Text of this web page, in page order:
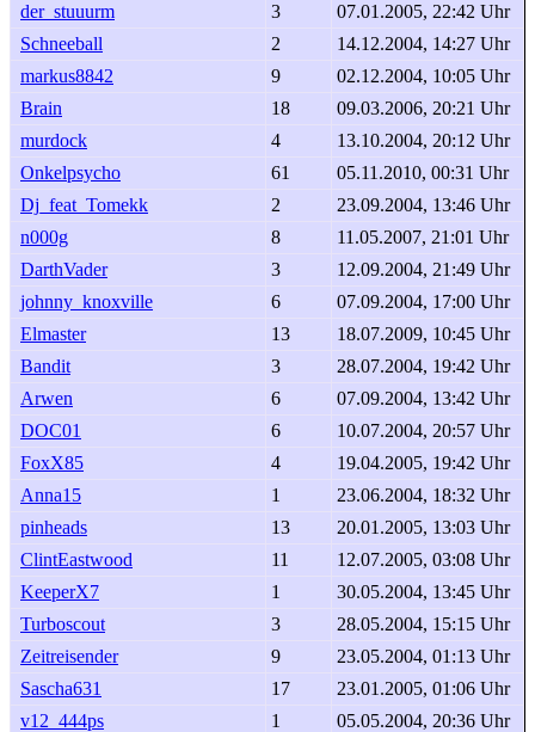
der_stuuurm
3
07.01.2005, 22:42 Uhr
Schneeball
2
14.12.2004, 14:27 Uhr
markus8842
9
02.12.2004, 10:05 Uhr
Brain
18
09.03.2006, 20:21 Uhr
murdock
4
13.10.2004, 20:12 Uhr
Onkelpsycho
61
05.11.2010, 00:31 Uhr
Dj_feat_Tomekk
2
23.09.2004, 13:46 Uhr
n000g
8
11.05.2007, 21:01 Uhr
DarthVader
3
12.09.2004, 21:49 Uhr
johnny_knoxville
6
07.09.2004, 17:00 Uhr
Elmaster
13
18.07.2009, 10:45 Uhr
Bandit
3
28.07.2004, 19:42 Uhr
Arwen
6
07.09.2004, 13:42 Uhr
DOC01
6
10.07.2004, 20:57 Uhr
FoxX85
4
19.04.2005, 19:42 Uhr
Anna15
1
23.06.2004, 18:32 Uhr
pinheads
13
20.01.2005, 13:03 Uhr
ClintEastwood
11
12.07.2005, 03:08 Uhr
KeeperX7
1
30.05.2004, 13:45 Uhr
Turboscout
3
28.05.2004, 15:15 Uhr
Zeitreisender
9
23.05.2004, 01:13 Uhr
Sascha631
17
23.01.2005, 01:06 Uhr
v12_444ps
1
05.05.2004, 20:36 Uhr